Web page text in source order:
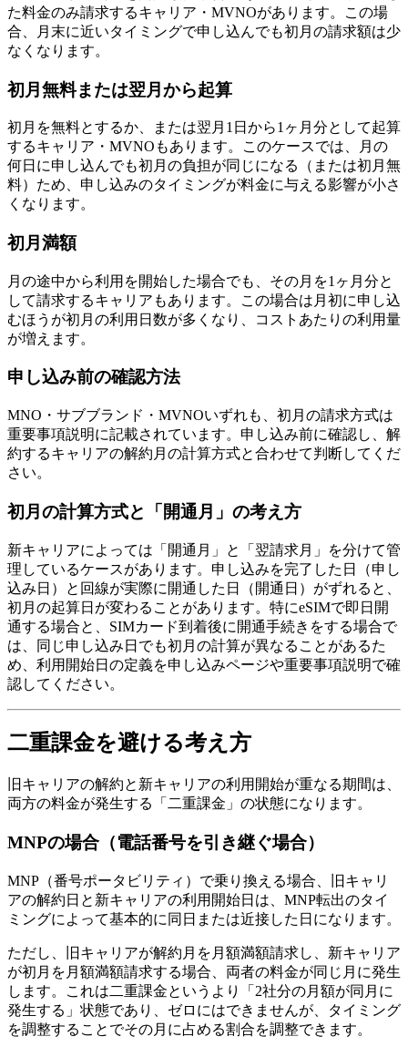
た料金のみ請求するキャリア・MVNOがあります。この場
合、月末に近いタイミングで申し込んでも初月の請求額は少
なくなります。
初月無料または翌月から起算
初月を無料とするか、または翌月1日から1ヶ月分として起算
するキャリア・MVNOもあります。このケースでは、月の
何日に申し込んでも初月の負担が同じになる（または初月無
料）ため、申し込みのタイミングが料金に与える影響が小さ
くなります。
初月満額
月の途中から利用を開始した場合でも、その月を1ヶ月分と
して請求するキャリアもあります。この場合は月初に申し込
むほうが初月の利用日数が多くなり、コストあたりの利用量
が増えます。
申し込み前の確認方法
MNO・サブブランド・MVNOいずれも、初月の請求方式は
重要事項説明に記載されています。申し込み前に確認し、解
約するキャリアの解約月の計算方式と合わせて判断してくだ
さい。
初月の計算方式と「開通月」の考え方
新キャリアによっては「開通月」と「翌請求月」を分けて管
理しているケースがあります。申し込みを完了した日（申し
込み日）と回線が実際に開通した日（開通日）がずれると、
初月の起算日が変わることがあります。特にeSIMで即日開
通する場合と、SIMカード到着後に開通手続きをする場合で
は、同じ申し込み日でも初月の計算が異なることがあるた
め、利用開始日の定義を申し込みページや重要事項説明で確
認してください。
二重課金を避ける考え方
旧キャリアの解約と新キャリアの利用開始が重なる期間は、
両方の料金が発生する「二重課金」の状態になります。
MNPの場合（電話番号を引き継ぐ場合）
MNP（番号ポータビリティ）で乗り換える場合、旧キャリ
アの解約日と新キャリアの利用開始日は、MNP転出のタイ
ミングによって基本的に同日または近接した日になります。
ただし、旧キャリアが解約月を月額満額請求し、新キャリア
が初月を月額満額請求する場合、両者の料金が同じ月に発生
します。これは二重課金というより「2社分の月額が同月に
発生する」状態であり、ゼロにはできませんが、タイミング
を調整することでその月に占める割合を調整できます。